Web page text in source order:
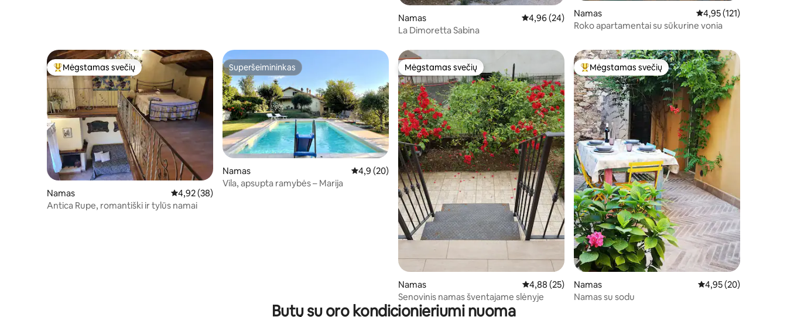
Namas Vidutinis įvertinimas: 4,96 iš 5, atsiliepimų: 24
4,96 (24)
La Dimoretta Sabina
Namas Vidutinis įvertinimas:
4,95 (121)
Roko apartamentai su sūkurine vonia
Svečių mėgstamiausias
Mėgstamas svečių
Namas Vidutinis įvertinimas: 4,92 iš 5, atsiliepimų: 38
4,92 (38)
Antica Rupe, romantiški ir tylūs namai
Superšeimininkas
Superšeimininkas
Namas Vidutinis įvertinimas: 4,9 iš 5, atsiliepimų: 20
4,9 (20)
Vila, apsupta ramybės – Marija
Mėgstamas svečių
Mėgstamas svečių
Namas Vidutinis įvertinimas: 4,88 iš 5, atsiliepimų: 25
4,88 (25)
Senovinis namas šventajame slėnyje
Svečių mėgstamiausias
Mėgstamas svečių
Namas Vidutinis įvertinimas:
4,95 (20)
Namas su sodu
Butų su oro kondicionieriumi nuoma